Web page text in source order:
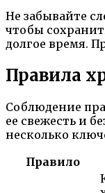
Не забывайте
чтобы
долгое время.
Правила
Соблюдение
ее свежесть и
несколько
Правило